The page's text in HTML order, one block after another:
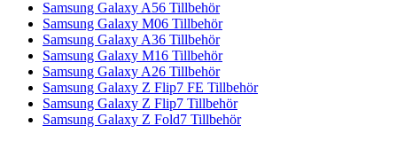
Samsung Galaxy A56 Tillbehör
Samsung Galaxy M06 Tillbehör
Samsung Galaxy A36 Tillbehör
Samsung Galaxy M16 Tillbehör
Samsung Galaxy A26 Tillbehör
Samsung Galaxy Z Flip7 FE Tillbehör
Samsung Galaxy Z Flip7 Tillbehör
Samsung Galaxy Z Fold7 Tillbehör